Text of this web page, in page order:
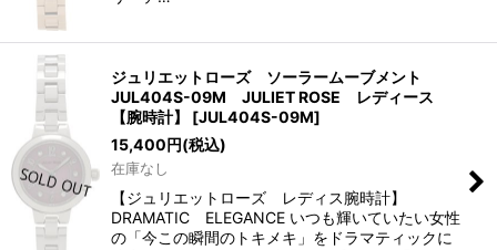
ジュリエットローズ ソーラームーブメント
JUL404S-09M JULIET ROSE レディース
【腕時計】
[JUL404S-09M]
15,400円(税込)
在庫なし
【ジュリエットローズ レディス腕時計】
DRAMATIC ELEGANCE いつも輝いていたい女性
の「今この瞬間のトキメキ」をドラマティックに